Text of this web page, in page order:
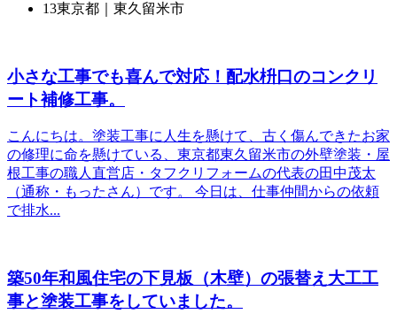
13東京都｜東久留米市
小さな工事でも喜んで対応！配水枡口のコンクリ
ート補修工事。
こんにちは。塗装工事に人生を懸けて、古く傷んできたお家
の修理に命を懸けている、東京都東久留米市の外壁塗装・屋
根工事の職人直営店・タフクリフォームの代表の田中茂太
（通称・もったさん）です。 今日は、仕事仲間からの依頼
で排水...
築50年和風住宅の下見板（木壁）の張替え大工工
事と塗装工事をしていました。